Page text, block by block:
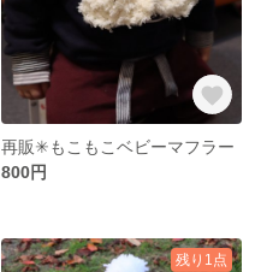
再販✳︎もこもこベビーマフラー
800円
残り1点